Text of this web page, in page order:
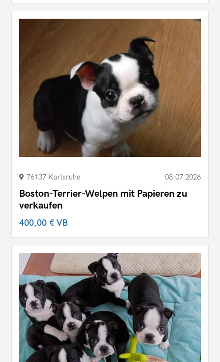
76137 Karlsruhe 08.07.2026
Boston-Terrier-Welpen mit Papieren zu
verkaufen
400,00 €VB